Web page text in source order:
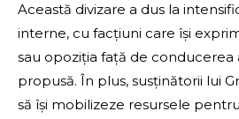
Această divizare a dus la
interne, cu facțiuni care își
sau opoziția față de conducerea
propusă. În plus, susținătorii lui
să își mobilizeze resursele